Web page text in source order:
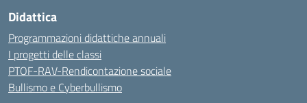
Didattica
Programmazioni didattiche annuali
I progetti delle classi
PTOF-RAV-Rendicontazione sociale
Bullismo e Cyberbullismo